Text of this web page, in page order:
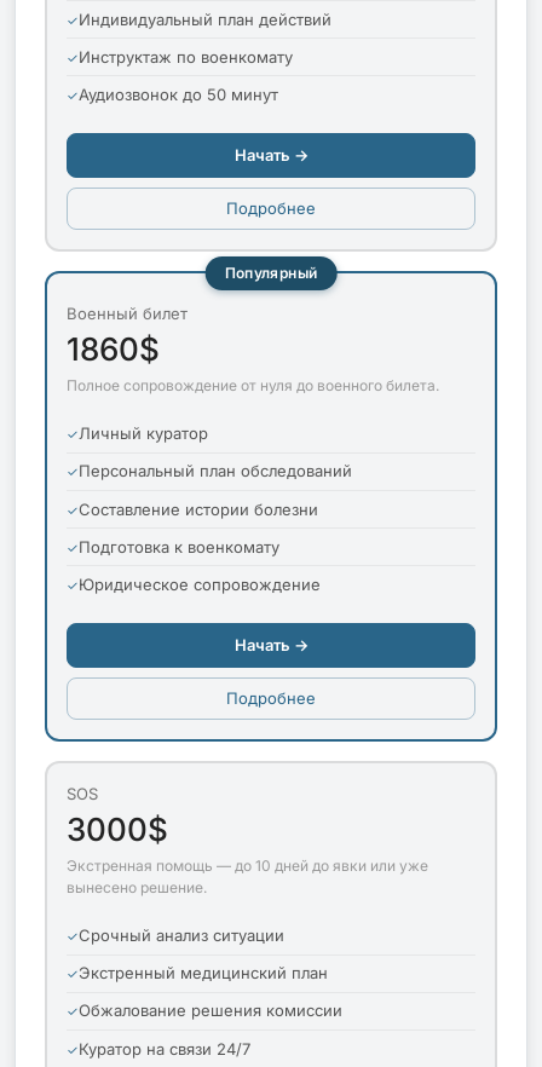
Индивидуальный план действий
Инструктаж по военкомату
Аудиозвонок до 50 минут
Начать →
Подробнее
Популярный
Военный билет
1860$
Полное сопровождение от нуля до военного билета.
Личный куратор
Персональный план обследований
Составление истории болезни
Подготовка к военкомату
Юридическое сопровождение
Начать →
Подробнее
SOS
3000$
Экстренная помощь — до 10 дней до явки или уже
вынесено решение.
Срочный анализ ситуации
Экстренный медицинский план
Обжалование решения комиссии
Куратор на связи 24/7